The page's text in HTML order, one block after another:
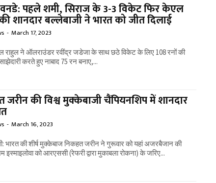
पहले शमी, सिराज के 3-3 विकेट फिर केएल
शानदार बल्लेबाजी ने भारत को जीत दिलाई
- March 17, 2023
राहुल ने ऑलराउंडर रवींद्र जडेजा के साथ छठे विकेट के लिए 108 रनों की
करते हुए नाबाद 75 रन बनाए,...
जरीन की विश्व मुक्केबाजी चैंपियनशिप में शानदार
- March 16, 2023
भारत की शीर्ष मुक्केबाज निकहत जरीन ने गुरूवार को यहां अजरबैजान की
इस्माइलोवा को आरएससी (रेफरी द्वारा मुकाबला रोकना) के जरिए...